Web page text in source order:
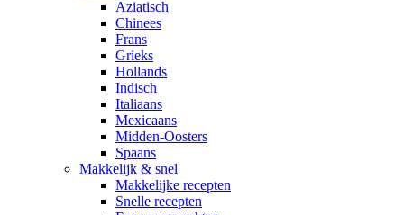
Aziatisch
Chinees
Frans
Grieks
Hollands
Indisch
Italiaans
Mexicaans
Midden-Oosters
Spaans
Makkelijk & snel
Makkelijke recepten
Snelle recepten